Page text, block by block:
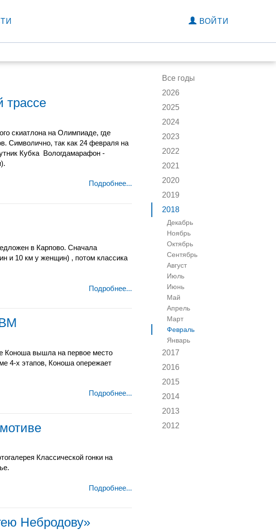
ВОЙТИ
Все годы
2026
2025
2024
2023
2022
2021
2020
2019
2018
Декабрь
Ноябрь
Октябрь
Сентябрь
Август
Июль
Июнь
Май
Апрель
Март
Февраль
Январь
2017
2016
2015
2014
2013
2012
трассе
скиатлона на Олимпиаде, где
Символично, так как 24 февраля на
Кубка Вологдамарафон -
Подробнее...
в Карпово. Сначала
и 10 км у женщин) , потом классика
Подробнее...
Коноша вышла на первое место
4-х этапов, Коноша опережает
Подробнее...
Классической гонки на
Подробнее...
Небродову»